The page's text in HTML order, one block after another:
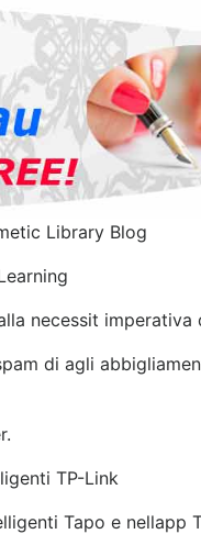
Library Blog
necessit imperativa
di agli
TP-Link
Tapo e nellapp